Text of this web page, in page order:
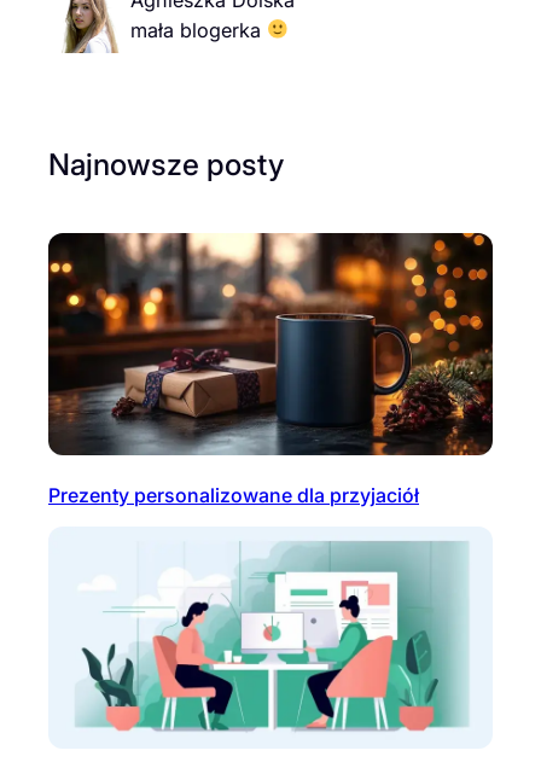
mała blogerka
Najnowsze posty
Prezenty personalizowane dla przyjaciół